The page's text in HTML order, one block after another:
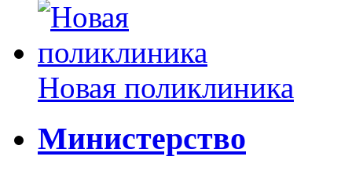
Новая поликлиника
Министерство